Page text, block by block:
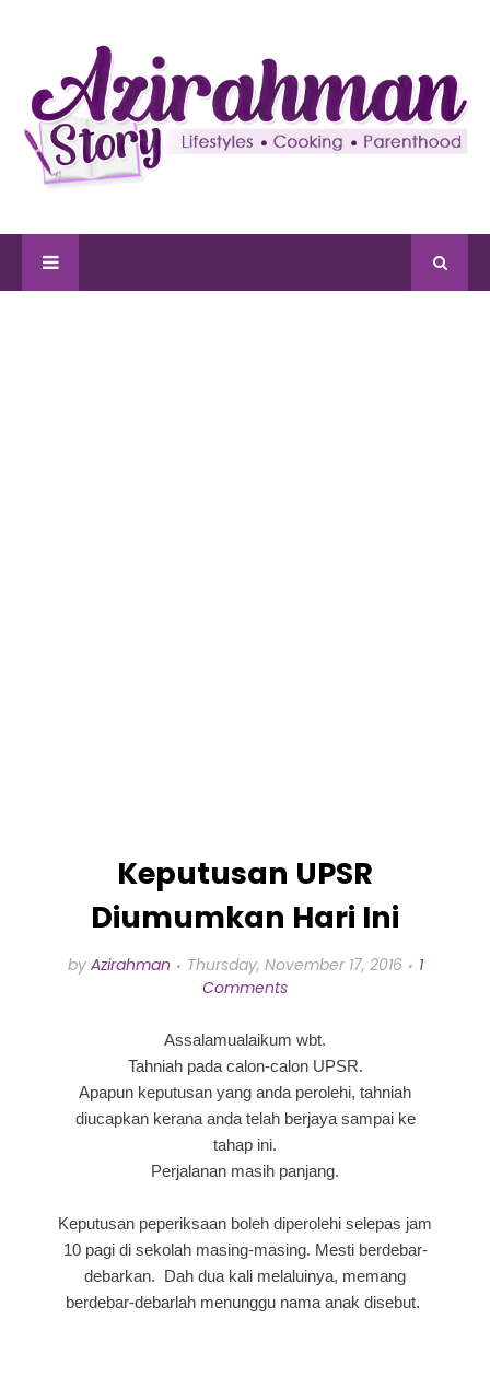
Keputusan UPSR
Diumumkan Hari Ini
by Azirahman Thursday, November 17, 2016
1
Comments
Assalamualaikum wbt.
Tahniah pada calon-calon UPSR.
Apapun keputusan yang anda perolehi, tahniah
diucapkan kerana anda telah berjaya sampai ke
tahap ini.
Perjalanan masih panjang.
Keputusan peperiksaan boleh diperolehi selepas jam
10 pagi di sekolah masing-masing. Mesti berdebar-
debarkan. Dah dua kali melaluinya, memang
berdebar-debarlah menunggu nama anak disebut.